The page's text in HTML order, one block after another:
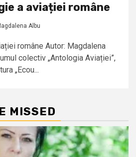
a aviației române
Albu
române Autor: Magdalena
colectiv „Antologia Aviației”,
„Ecou...
MISSED